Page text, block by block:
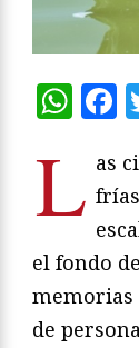
L as
el fondo
memorias
de